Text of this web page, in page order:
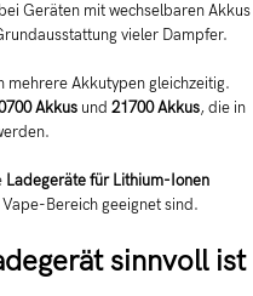
Geräten mit wechselbaren Akkus
vieler Dampfer.
mehrere Akkutypen gleichzeitig.
Akkus und 21700 Akkus, die in
Ladegeräte für Lithium-Ionen
Bereich geeignet sind.
sinnvoll ist